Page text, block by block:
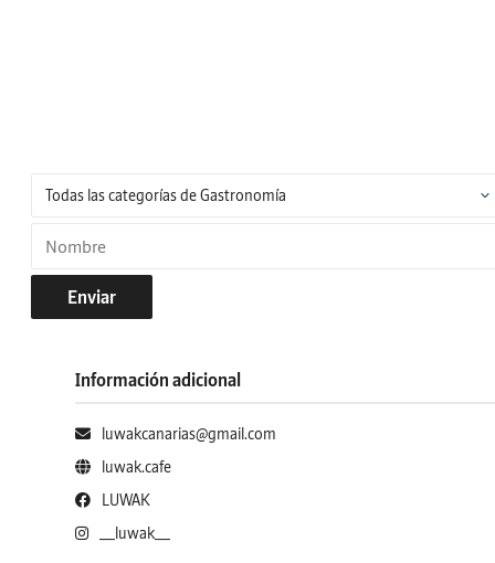
Enviar
Información adicional
luwakcanarias@gmail.com
luwak.cafe
LUWAK
__luwak__